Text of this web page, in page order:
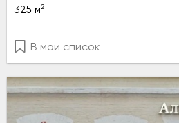
325 м2
В мой список